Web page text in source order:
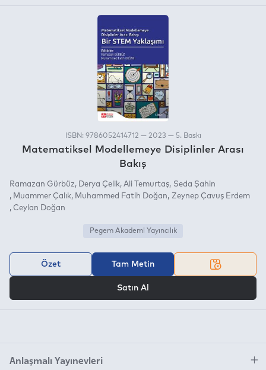
ISBN: 9786052414712 — 2023 — 5. Baskı
Matematiksel Modellemeye Disiplinler Arası
Bakış
Ramazan Gürbüz Derya Çelik Ali Temurtaş
Seda Şahin
Muammer Çalık
Muhammed Fatih Doğan
Zeynep Çavuş Erdem
Ceylan Doğan
Pegem Akademi Yayıncılık
Özet Tam Metin
Satın Al
Anlaşmalı Yayınevleri